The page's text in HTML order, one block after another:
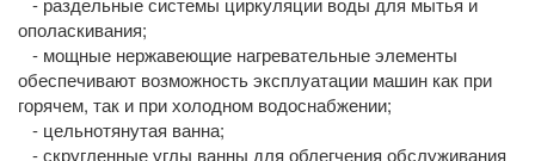
ополаскивания;
- мощные нержавеющие нагревательные элементы
обеспечивают возможность эксплуатации машин как при
горячем, так и при холодном водоснабжении;
- цельнотянутая ванна;
- скругленные углы ванны для облегчения обслуживания